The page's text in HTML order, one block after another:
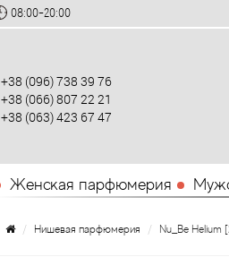
08:00-20:00
+38 (096) 738 39 76
+38 (066) 807 22 21
+38 (063) 423 67 47
Женская парфюмерия
Нишевая парфюмерия Nu_Be Helium